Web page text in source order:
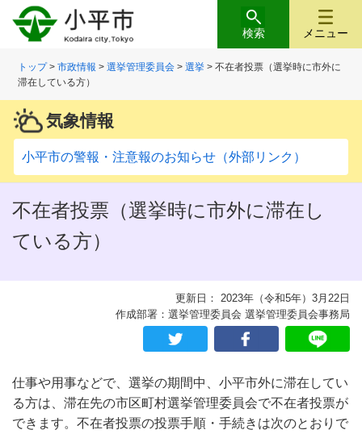
メニュー
検索
トップ>市政情報 >選挙管理委員会 >選挙 > 不在者投票（選挙時に市外に
滞在している方）
気象情報
小平市の警報・注意報のお知らせ（外部リンク）
不在者投票（選挙時に市外に滞在し
ている方）
更新日： 2023年（令和5年）3月22日
作成部署：選挙管理委員会 選挙管理委員会事務局
仕事や用事などで、選挙の期間中、小平市外に滞在してい
る方は、滞在先の市区町村選挙管理委員会で不在者投票が
できます。不在者投票の投票手順・手続きは次のとおりで